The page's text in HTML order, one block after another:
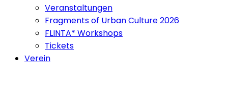
Veranstaltungen
Fragments of Urban Culture 2026
FLINTA* Workshops
Tickets
Verein